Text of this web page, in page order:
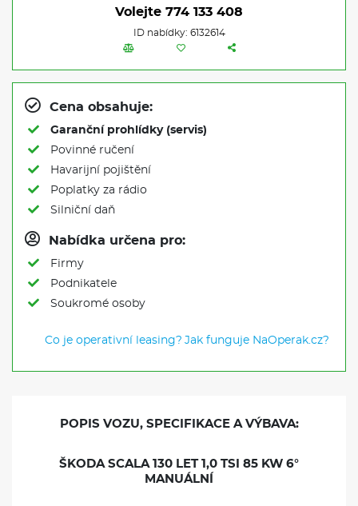
Volejte 774 133 408
ID nabídky: 6132614
Cena obsahuje:
Garanční prohlídky (servis)
Povinné ručení
Havarijní pojištění
Poplatky za rádio
Silniční daň
Nabídka určena pro:
Firmy
Podnikatele
Soukromé osoby
Co je operativní leasing? Jak funguje NaOperak.cz?
POPIS VOZU, SPECIFIKACE A VÝBAVA:
ŠKODA SCALA 130 LET 1,0 TSI 85 KW 6°
MANUÁLNÍ